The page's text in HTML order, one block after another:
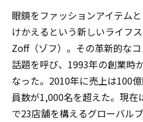
眼鏡をファッションアイテム
けかえるという新しいライフ
Zoff（ゾフ）。その革新的な
話題を呼び、1993年の創業時
なった。2010年に売上は100
員数が1,000名を超えた。現
で23店舗を構えるグローバル